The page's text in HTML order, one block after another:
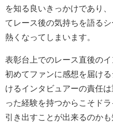
を知る良いきっかけであり
てレース後の気持ちを語る
熱くなってしまいます。
表彰台上でのレース直後の
初めてファンに感想を届け
けるインタビュアーの責任
った経験を持つからこそド
引き出すことが出来るのかも